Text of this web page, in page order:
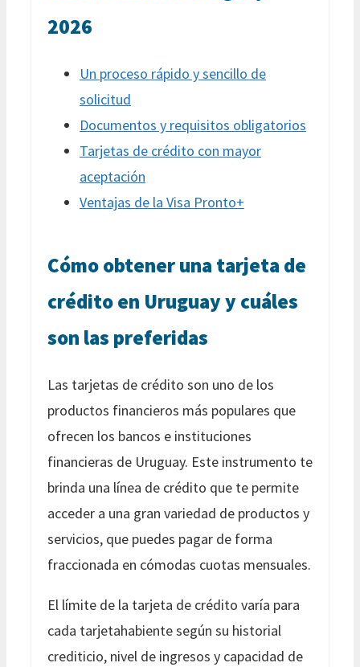
2026
Un proceso rápido y sencillo de
solicitud
Documentos y requisitos obligatorios
Tarjetas de crédito con mayor
aceptación
Ventajas de la Visa Pronto+
Cómo obtener una tarjeta de
crédito en Uruguay y cuáles
son las preferidas
Las tarjetas de crédito son uno de los
productos financieros más populares que
ofrecen los bancos e instituciones
financieras de Uruguay. Este instrumento te
brinda una línea de crédito que te permite
acceder a una gran variedad de productos y
servicios, que puedes pagar de forma
fraccionada en cómodas cuotas mensuales.
El límite de la tarjeta de crédito varía para
cada tarjetahabiente según su historial
crediticio, nivel de ingresos y capacidad de